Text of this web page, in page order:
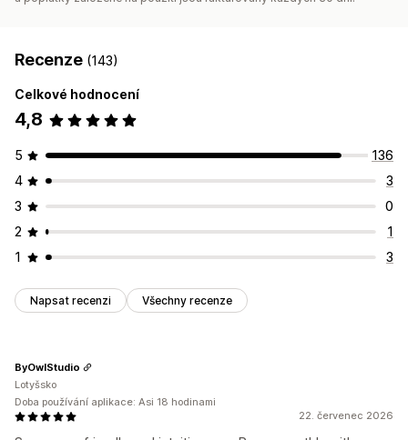
Recenze (143)
Celkové hodnocení
4,8
5
136
4
3
3
0
2
1
1
3
Napsat recenzi Všechny recenze
22. červenec 2026
ByOwlStudio
Lotyšsko
Doba používání aplikace: Asi 18 hodinami